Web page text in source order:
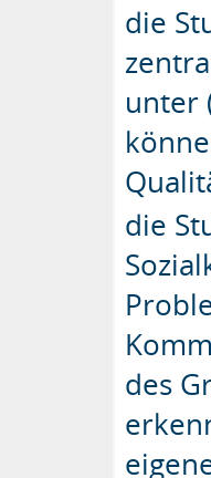
die
unter
die
des